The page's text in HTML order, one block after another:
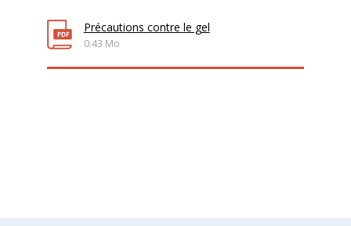
Précautions contre le gel
0.43 Mo